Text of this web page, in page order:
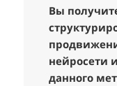
Вы
нейросети
данного